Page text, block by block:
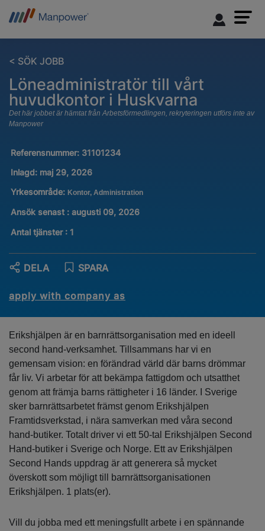
< SÖK JOBB
Löneadministratör till vårt
huvudkontor i Huskvarna
Det här jobbet är hämtat från Arbetsförmedlingen, rekryteringen utförs inte av
Manpower
Referensnummer: 31101234
Inlagd: maj 29, 2026
Yrkesområde: Kontor, Administration
Ansök senast : augusti 09, 2026
Antal tjänster : 1
apply with company as
SPARA
DELA
Erikshjälpen är en barnrättsorganisation med en ideell
second hand-verksamhet. Tillsammans har vi en
gemensam vision: en förändrad värld där barns drömmar
får liv. Vi arbetar för att bekämpa fattigdom och utsatthet
genom att främja barns rättigheter i 16 länder. I Sverige
sker barnrättsarbetet främst genom Erikshjälpen
Framtidsverkstad, i nära samverkan med våra second
hand-butiker. Totalt driver vi ett 50-tal Erikshjälpen Second
Hand-butiker i Sverige och Norge. Ett av Erikshjälpen
Second Hands uppdrag är att generera så mycket
överskott som möjligt till barnrättsorganisationen
Erikshjälpen. 1 plats(er).
Vill du jobba med ett meningsfullt arbete i en spännande